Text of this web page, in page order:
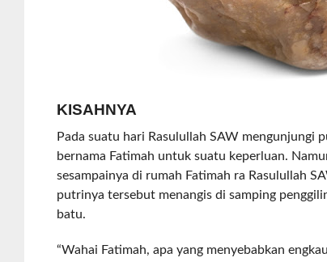
KISAHNYA
Pada suatu hari Rasulullah SAW mengunjungi
bernama Fatimah untuk suatu keperluan.
sesampainya di rumah Fatimah ra Rasulullah
putrinya tersebut menangis di samping
batu.
“Wahai Fatimah, apa yang menyebabkan